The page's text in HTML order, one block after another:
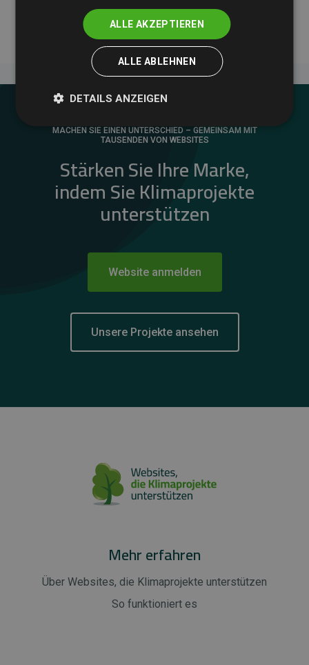
messbare Klimawirkung unseres Ansatzes.
MACHEN SIE EINEN UNTERSCHIED – GEMEINSAM MIT
TAUSENDEN VON WEBSITES
Stärken Sie Ihre Marke,
indem Sie Klimaprojekte
unterstützen
Website anmelden
Unsere Projekte ansehen
Mehr erfahren
Über Websites, die Klimaprojekte unterstützen
So funktioniert es
ALLE AKZEPTIEREN
ALLE ABLEHNEN
DETAILS ANZEIGEN